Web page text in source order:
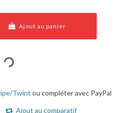
Ajout au panier
Twint ou compléter avec PayPal
Ajout au comparatif